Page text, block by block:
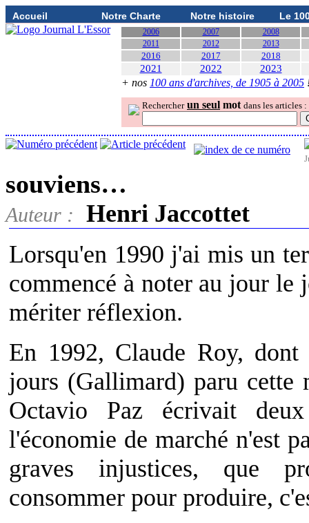
Accueil Notre Charte Notre histoire Le
2006 2007
2008
2011
2012 2013
2016 2017 2018
2021 2022 2023
+ nos 100 ans d'archives, de 1905 à 2005
Rechercher un seul mot dans les articles :
souviens…
Auteur :
Henri Jaccottet
Lorsqu'en 1990 j'ai mis un
commencé à noter au jour le
mériter réflexion.
En 1992, Claude Roy,
jours (Gallimard) paru cette
Octavio Paz écrivait
l'économie de marché n'est
graves injustices, que
consommer pour produire,